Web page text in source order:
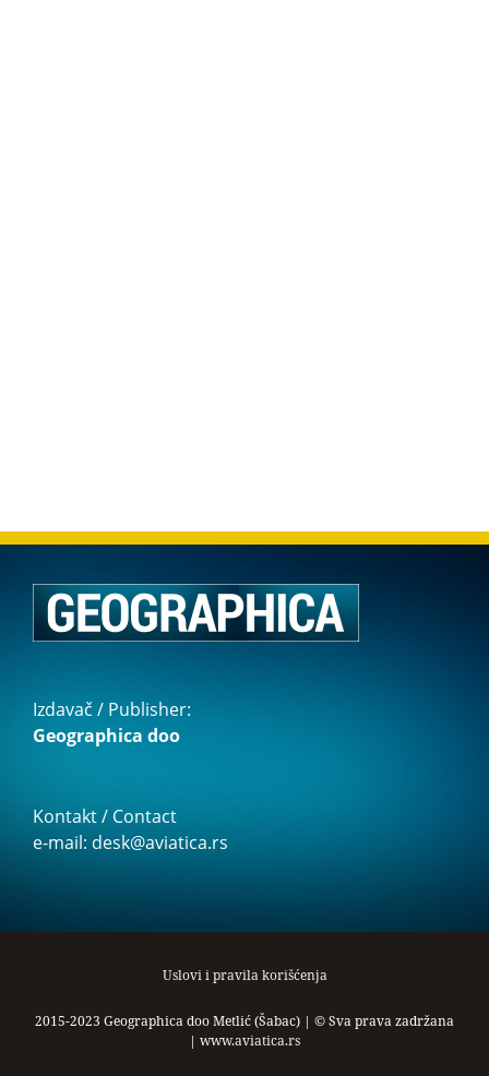
Izdavač / Publisher:
Geographica doo
Kontakt / Contact
e-mail: desk@aviatica.rs
Uslovi i pravila korišćenja
2015-2023 Geographica doo Metlić (Šabac) | © Sva prava zadržana
| www.aviatica.rs